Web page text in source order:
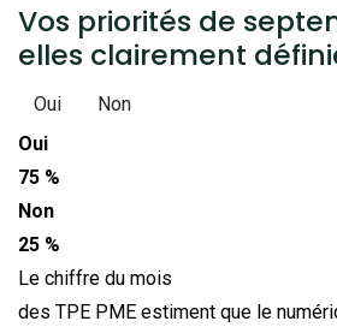
Vos priorités de
elles clairement
Oui
Non
Oui
75 %
Non
25 %
Le chiffre du mois
des TPE PME estiment que le